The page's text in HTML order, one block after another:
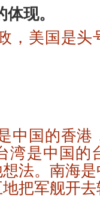
现。
，美国是头
中国的香港
湾是中国的
法。南海
把军舰开